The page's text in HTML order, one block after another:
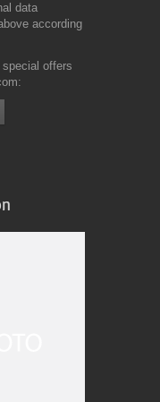
data
according
special offers